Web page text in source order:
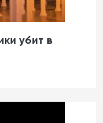
огня между
убит в